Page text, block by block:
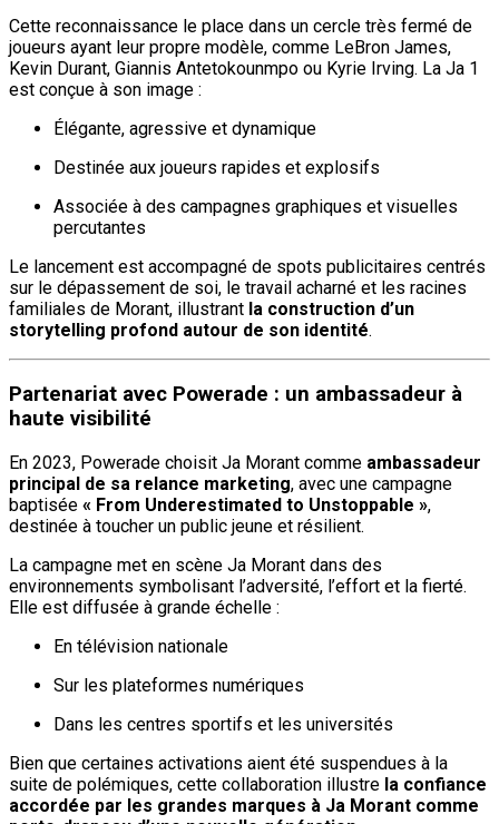
Cette reconnaissance le place dans un cercle très fermé de
joueurs ayant leur propre modèle, comme LeBron James,
Kevin Durant, Giannis Antetokounmpo ou Kyrie Irving. La Ja 1
est conçue à son image :
Élégante, agressive et dynamique
Destinée aux joueurs rapides et explosifs
Associée à des campagnes graphiques et visuelles
percutantes
Le lancement est accompagné de spots publicitaires centrés
sur le dépassement de soi, le travail acharné et les racines
familiales de Morant, illustrant la construction d’un
storytelling profond autour de son identité.
Partenariat avec Powerade : un ambassadeur à
haute visibilité
En 2023, Powerade choisit Ja Morant comme ambassadeur
principal de sa relance marketing, avec une campagne
baptisée « From Underestimated to Unstoppable »,
destinée à toucher un public jeune et résilient.
La campagne met en scène Ja Morant dans des
environnements symbolisant l’adversité, l’effort et la fierté.
Elle est diffusée à grande échelle :
En télévision nationale
Sur les plateformes numériques
Dans les centres sportifs et les universités
Bien que certaines activations aient été suspendues à la
suite de polémiques, cette collaboration illustre la confiance
accordée par les grandes marques à Ja Morant comme